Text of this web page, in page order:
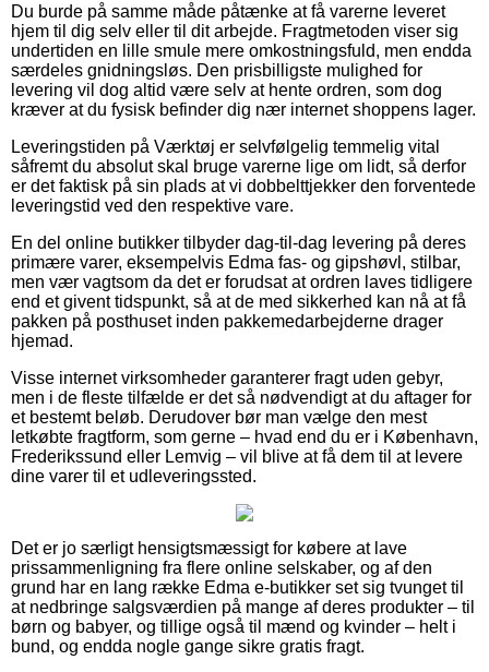
Du burde på samme måde påtænke at få varerne leveret
hjem til dig selv eller til dit arbejde. Fragtmetoden viser sig
undertiden en lille smule mere omkostningsfuld, men endda
særdeles gnidningsløs. Den prisbilligste mulighed for
levering vil dog altid være selv at hente ordren, som dog
kræver at du fysisk befinder dig nær internet shoppens lager.
Leveringstiden på Værktøj er selvfølgelig temmelig vital
såfremt du absolut skal bruge varerne lige om lidt, så derfor
er det faktisk på sin plads at vi dobbelttjekker den forventede
leveringstid ved den respektive vare.
En del online butikker tilbyder dag-til-dag levering på deres
primære varer, eksempelvis Edma fas- og gipshøvl, stilbar,
men vær vagtsom da det er forudsat at ordren laves tidligere
end et givent tidspunkt, så at de med sikkerhed kan nå at få
pakken på posthuset inden pakkemedarbejderne drager
hjemad.
Visse internet virksomheder garanterer fragt uden gebyr,
men i de fleste tilfælde er det så nødvendigt at du aftager for
et bestemt beløb. Derudover bør man vælge den mest
letkøbte fragtform, som gerne – hvad end du er i København,
Frederikssund eller Lemvig – vil blive at få dem til at levere
dine varer til et udleveringssted.
Det er jo særligt hensigtsmæssigt for købere at lave
prissammenligning fra flere online selskaber, og af den
grund har en lang række Edma e-butikker set sig tvunget til
at nedbringe salgsværdien på mange af deres produkter – til
børn og babyer, og tillige også til mænd og kvinder – helt i
bund, og endda nogle gange sikre gratis fragt.